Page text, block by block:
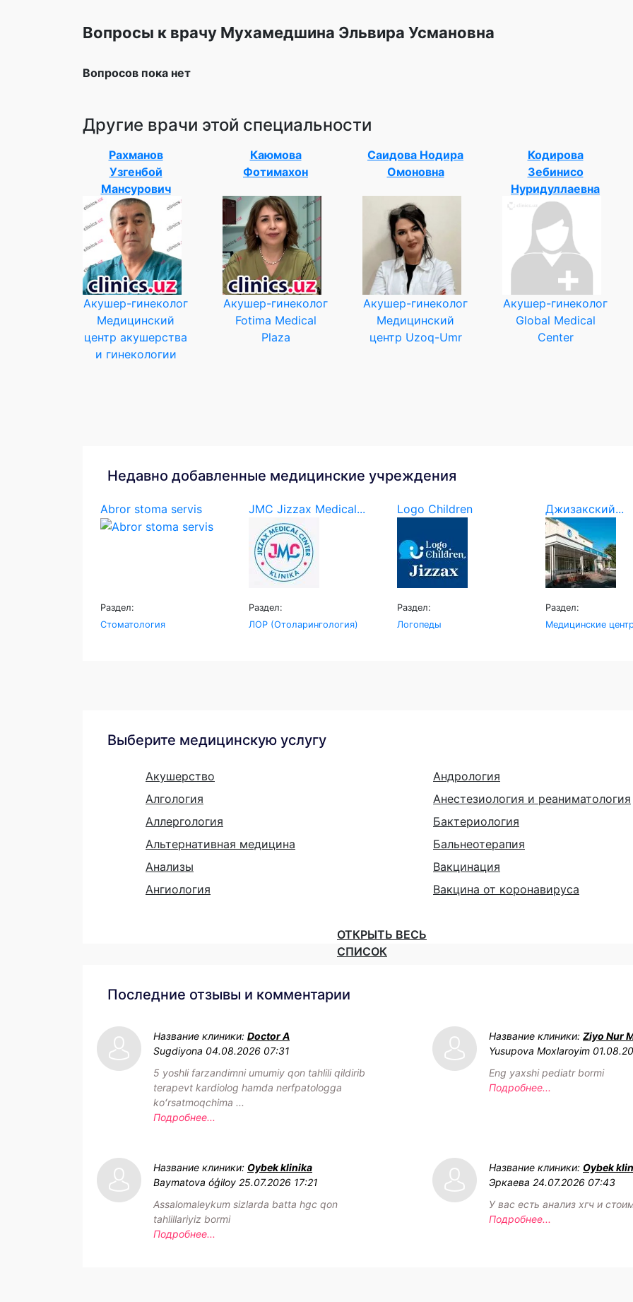
Вопросы к врачу Мухамедшина Эльвира Усмановна
Вопросов пока нет
Другие врачи этой специальности
Рахманов
Узгенбой
Мансурович
Акушер-гинеколог
Медицинский
центр акушерства
и гинекологии
Каюмова
Фотимахон
Акушер-гинеколог
Fotima Medical
Plaza
Саидова Нодира
Омоновна
Акушер-гинеколог
Медицинский
центр Uzoq-Umr
Кодирова
Зебинисо
Нуридуллаевна
Акушер-гинеколог
Global Medical
Center
Недавно добавленные медицинские учреждения
Abror stoma servis
Раздел:
Стоматология
JMC Jizzax Medical...
Раздел:
ЛОР (Отоларингология)
Logo Children
Раздел:
Логопеды
Джизакский...
Раздел:
Медицинские
Выберите медицинскую услугу
Акушерство
Алгология
Аллергология
Альтернативная медицина
Анализы
Ангиология
Андрология
Анестезиология и реаниматология
Бактериология
Бальнеотерапия
Вакцинация
Вакцина от коронавируса
ОТКРЫТЬ ВЕСЬ
СПИСОК
Последние отзывы и комментарии
Название клиники: Doctor A
Sugdiyona 04.08.2026 07:31
5 yoshli farzandimni umumiy qon tahlili qildirib
terapevt kardiolog hamda nerfpatologga
koʻrsatmoqchima ...
Подробнее...
Название клиники: Ziyo Nur
Yusupova Moxlaroyim
Eng yaxshi pediatr bormi
Подробнее...
Название клиники: Oybek klinika
Baymatova óģiloy 25.07.2026 17:21
Assalomaleykum sizlarda batta hgc qon
tahlillariyiz bormi
Подробнее...
Название клиники: Oybek
Эркаева 24.07.2026 07:43
У вас есть анализ хгч и
Подробнее...